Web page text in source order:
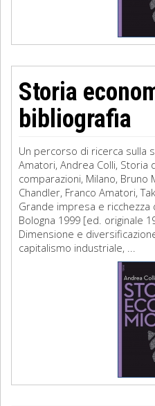
Storia
bibliografia
Un percorso di ricerca sulla
Amatori, Andrea Colli, Storia
comparazioni, Milano,
Chandler, Franco Amatori,
Grande impresa e ricchezza
Bologna 1999 [ed. originale
Dimensione e
capitalismo industriale, ...